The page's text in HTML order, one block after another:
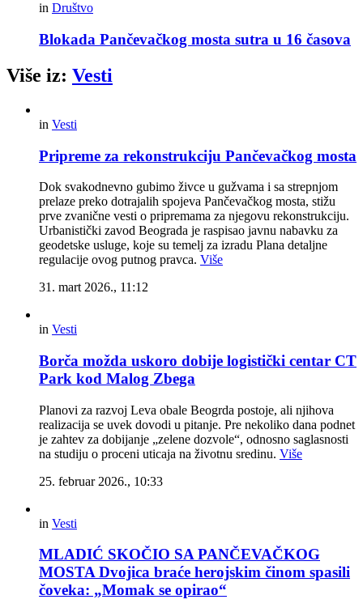
in Društvo
Blokada Pančevačkog mosta sutra u 16 časova
Više iz: Vesti
in Vesti
Pripreme za rekonstrukciju Pančevačkog mosta
Dok svakodnevno gubimo živce u gužvama i sa strepnjom
prelaze preko dotrajalih spojeva Pančevačkog mosta, stižu
prve zvanične vesti o pripremama za njegovu rekonstrukciju.
Urbanistički zavod Beograda je raspisao javnu nabavku za
geodetske usluge, koje su temelj za izradu Plana detaljne
regulacije ovog putnog pravca. Više
31. mart 2026., 11:12
in Vesti
Borča možda uskoro dobije logistički centar CT
Park kod Malog Zbega
Planovi za razvoj Leva obale Beogrda postoje, ali njihova
realizacija se uvek dovodi u pitanje. Pre nekoliko dana podnet
je zahtev za dobijanje „zelene dozvole“, odnosno saglasnosti
na studiju o proceni uticaja na životnu sredinu. Više
25. februar 2026., 10:33
in Vesti
MLADIĆ SKOČIO SA PANČEVAČKOG
MOSTA Dvojica braće herojskim činom spasili
čoveka: „Momak se opirao“